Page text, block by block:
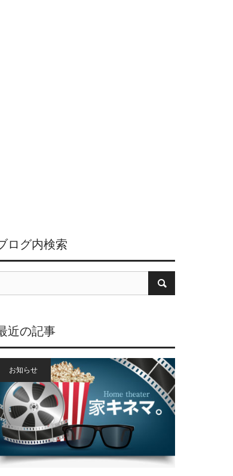
ログ内検索
近の記事
お知らせ